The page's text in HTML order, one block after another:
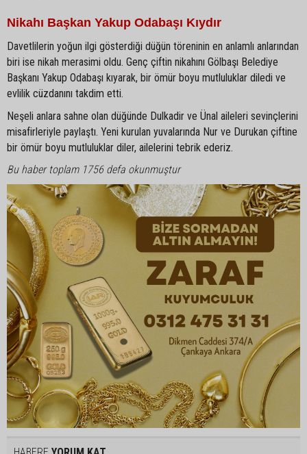
Nikahı Başkan Yakup Odabaşı Kıydır
Davetlilerin yoğun ilgi gösterdiği düğün töreninin en anlamlı anlarından
biri ise nikah merasimi oldu. Genç çiftin nikahını Gölbaşı Belediye
Başkanı Yakup Odabaşı kıyarak, bir ömür boyu mutluluklar diledi ve
evlilik cüzdanını takdim etti.
Neşeli anlara sahne olan düğünde Dulkadir ve Ünal aileleri sevinçlerini
misafirleriyle paylaştı. Yeni kurulan yuvalarında Nur ve Durukan çiftine
bir ömür boyu mutluluklar diler, ailelerini tebrik ederiz.
Bu haber toplam 1756 defa okunmuştur